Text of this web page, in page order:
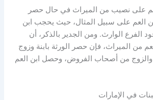
على نصيب من الميراث في حال حصر
العم على سبيل المثال، حيث يحجب ابن
الفرع الوارث. ومن الجدير بالذكر، أن
من الميراث، فإن حصر الورثة بابنة وزوج
والزوج من أصحاب الفروض، وحصل ابن العم
في الإمارات